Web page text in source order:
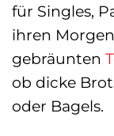
für Singles,
ihren
gebräunten
ob dicke
oder Bagels.